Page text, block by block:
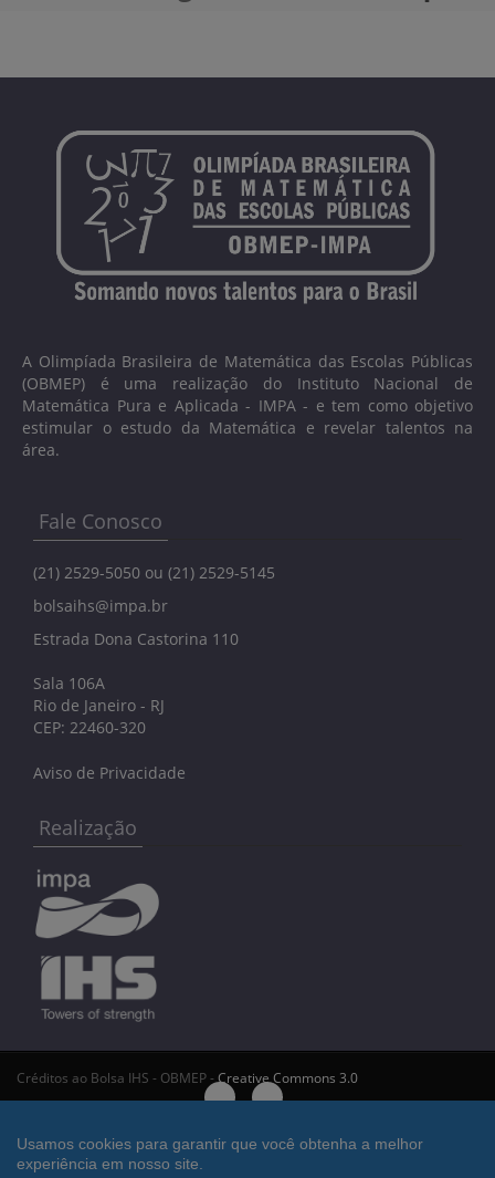
Usamos cookies para garantir que você obtenha a melhor
experiência em nosso site.
A Olimpíada Brasileira de Matemática das Escolas Públicas
(OBMEP) é uma realização do Instituto Nacional de
Matemática Pura e Aplicada - IMPA - e tem como objetivo
estimular o estudo da Matemática e revelar talentos na
área.
Fale Conosco
(21) 2529-5050 ou (21) 2529-5145
bolsaihs@impa.br
Estrada Dona Castorina 110
Sala 106A
Rio de Janeiro - RJ
CEP: 22460-320
Aviso de Privacidade
Realização
Créditos ao Bolsa IHS - OBMEP -Creative Commons 3.0
Deseja desconectar da área restrita?